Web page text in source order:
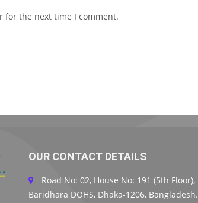
for the next time I comment.
OUR CONTACT DETAILS
Road No: 02, House No: 191 (5th Floor),
Baridhara DOHS, Dhaka-1206, Bangladesh.